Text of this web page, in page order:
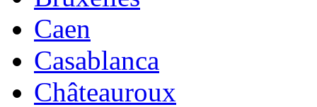
Caen
Casablanca
Châteauroux